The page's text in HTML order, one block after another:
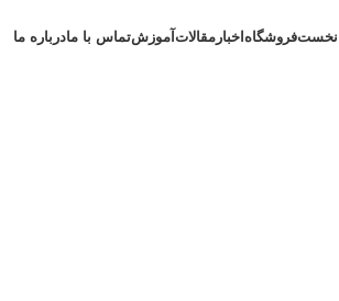
نخستفروشگاهاخبار مقالاتآموزشتماس با مادرباره ما